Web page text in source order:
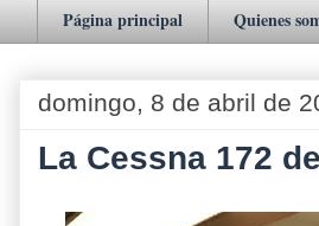
Página principal Quienes
domingo, 8 de abril de
La Cessna 172